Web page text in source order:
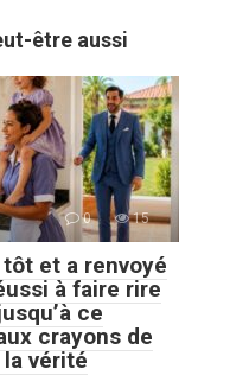
être aussi
0 15
et a renvoyé
à faire rire
ce
crayons de
vérité